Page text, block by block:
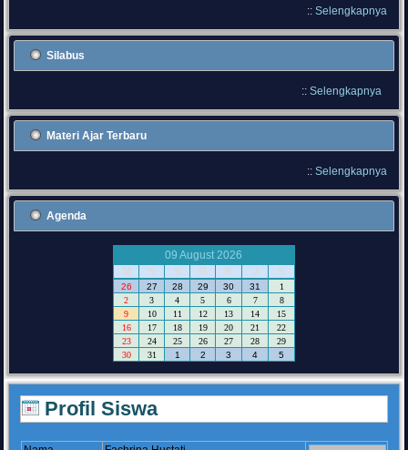
:: Selengkapnya
Silabus
:: Selengkapnya
Materi Ajar Terbaru
:: Selengkapnya
Agenda
09 August 2026
M
S S R K J S
26 27 28 29 30 31
1
2
3 4 5 6 7
8
9
10 11 12 13 14
15
16
17 18 19 20 21
22
23
24 25 26 27 28
29
30
31 1 2 3 4 5
Profil Siswa